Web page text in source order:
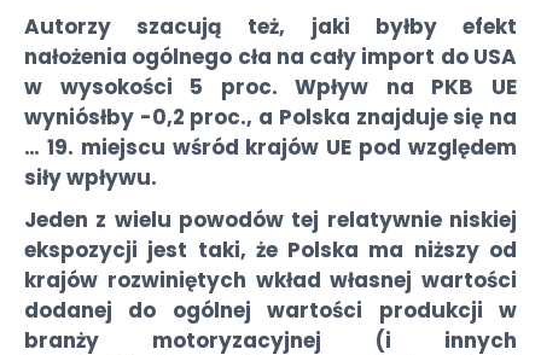
Autorzy szacują też, jaki byłby efekt
nałożenia ogólnego cła na cały import do USA
w wysokości 5 proc. Wpływ na PKB UE
wyniósłby -0,2 proc., a Polska znajduje się na
… 19. miejscu wśród krajów UE pod względem
siły wpływu.
Jeden z wielu powodów tej relatywnie niskiej
ekspozycji jest taki, że Polska ma niższy od
krajów rozwiniętych wkład własnej wartości
dodanej do ogólnej wartości produkcji w
branży motoryzacyjnej (i innych